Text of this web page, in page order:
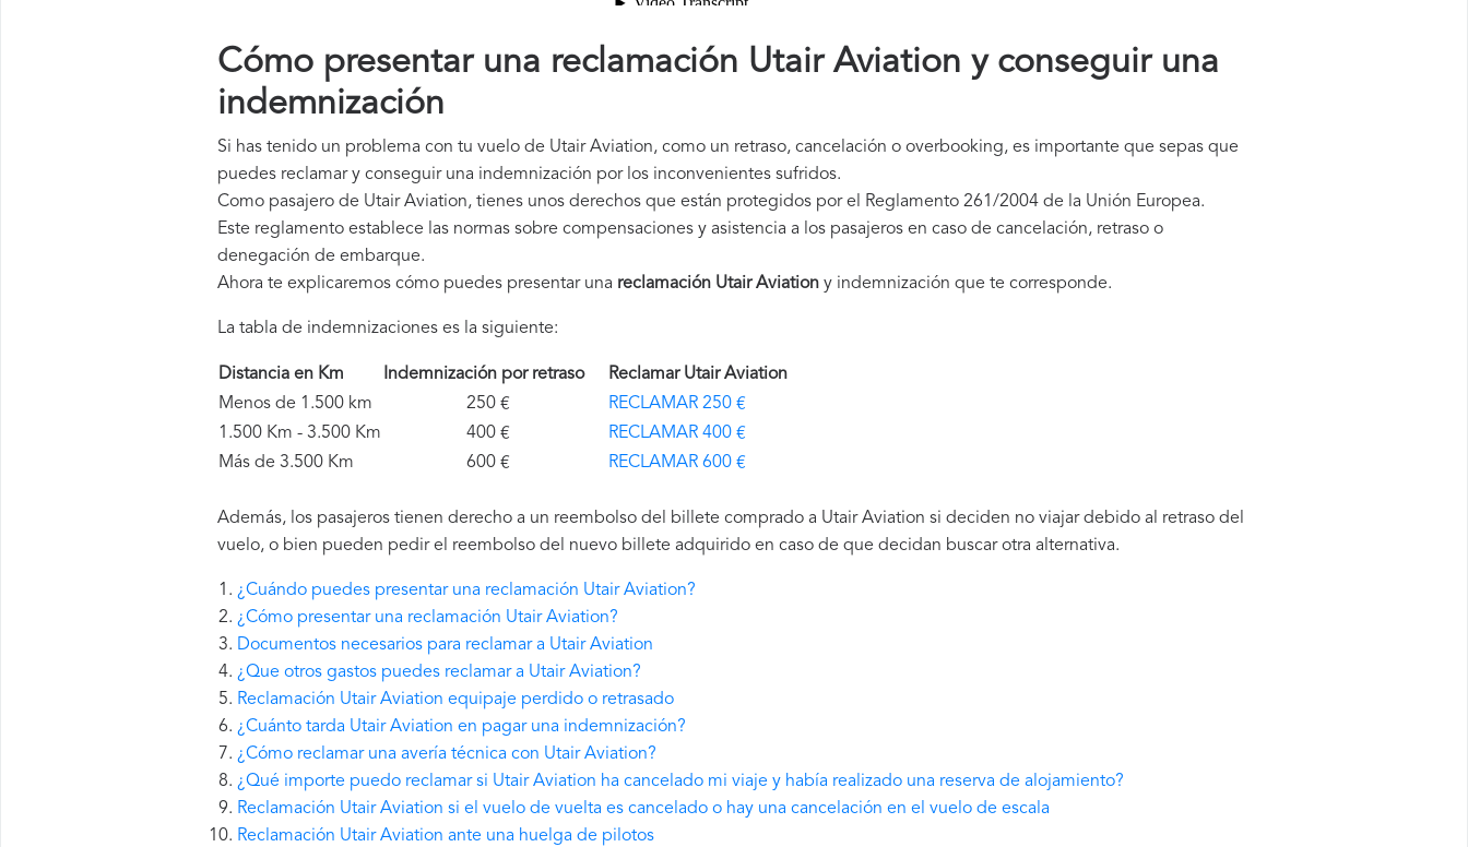
Cómo presentar una reclamación Utair Aviation y conseguir una
indemnización
Si has tenido un problema con tu vuelo de Utair Aviation, como un retraso, cancelación o overbooking, es importante que sepas que
puedes reclamar y conseguir una indemnización por los inconvenientes sufridos.
Como pasajero de Utair Aviation, tienes unos derechos que están protegidos por el Reglamento 261/2004 de la Unión Europea.
Este reglamento establece las normas sobre compensaciones y asistencia a los pasajeros en caso de cancelación, retraso o
denegación de embarque.
Ahora te explicaremos cómo puedes presentar una reclamación Utair Aviation y indemnización que te corresponde.
La tabla de indemnizaciones es la siguiente:
Distancia en Km Indemnización por retraso
Reclamar Utair Aviation
Menos de 1.500 km
250 €
RECLAMAR 250 €
1.500 Km - 3.500 Km
400 €
RECLAMAR 400 €
Más de 3.500 Km
600 € RECLAMAR 600 €
Además, los pasajeros tienen derecho a un reembolso del billete comprado a Utair Aviation si deciden no viajar debido al retraso del
vuelo, o bien pueden pedir el reembolso del nuevo billete adquirido en caso de que decidan buscar otra alternativa.
¿Cuándo puedes presentar una reclamación Utair Aviation?
¿Cómo presentar una reclamación Utair Aviation?
Documentos necesarios para reclamar a Utair Aviation
¿Que otros gastos puedes reclamar a Utair Aviation?
Reclamación Utair Aviation equipaje perdido o retrasado
¿Cuánto tarda Utair Aviation en pagar una indemnización?
¿Cómo reclamar una avería técnica con Utair Aviation?
¿Qué importe puedo reclamar si Utair Aviation ha cancelado mi viaje y había realizado una reserva de alojamiento?
Reclamación Utair Aviation si el vuelo de vuelta es cancelado o hay una cancelación en el vuelo de escala
Reclamación Utair Aviation ante una huelga de pilotos